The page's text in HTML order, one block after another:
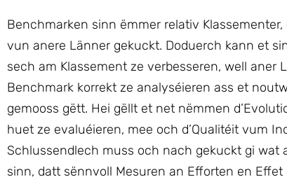
Benchmarken sinn ëmmer relativ
vun anere Länner gekuckt. Doduerch kann et
sech am Klassement ze verbesseren, well
Benchmark korrekt ze analyséieren ass et
gemooss gëtt. Hei gëllt et net nëmmen
huet ze evaluéieren, mee och d’Qualitéit vum
Schlussendlech muss och nach gekuckt gi
sinn, datt sënnvoll Mesuren an Efforten en